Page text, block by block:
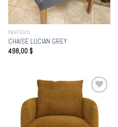
FAUTEUIL
CHAISE LUCIAN GREY
498,00 $
Add to
wishlist